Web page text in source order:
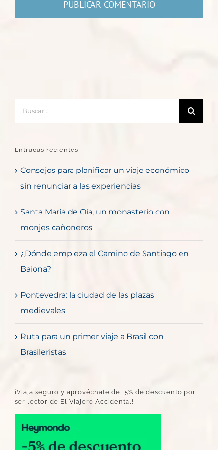
Entradas recientes
Consejos para planificar un viaje económico
sin renunciar a las experiencias
Santa María de Oia, un monasterio con
monjes cañoneros
¿Dónde empieza el Camino de Santiago en
Baiona?
Pontevedra: la ciudad de las plazas
medievales
Ruta para un primer viaje a Brasil con
Brasileristas
¡Viaja seguro y aprovéchate del 5% de descuento por
ser lector de El Viajero Accidental!